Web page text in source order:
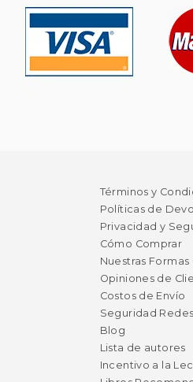
Términos y
Políticas de
Privacidad y
Cómo Comprar
Nuestras
Opiniones de
Costos de Envío
Seguridad
Blog
Lista de autores
Incentivo a la